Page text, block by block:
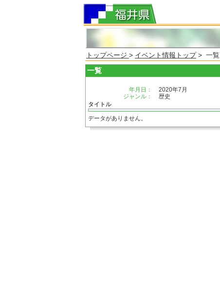
トップページ > イベント情報トップ> 一覧
一覧
年月日：
2020年7月
ジャンル：
歴史
タイトル
データがありません。